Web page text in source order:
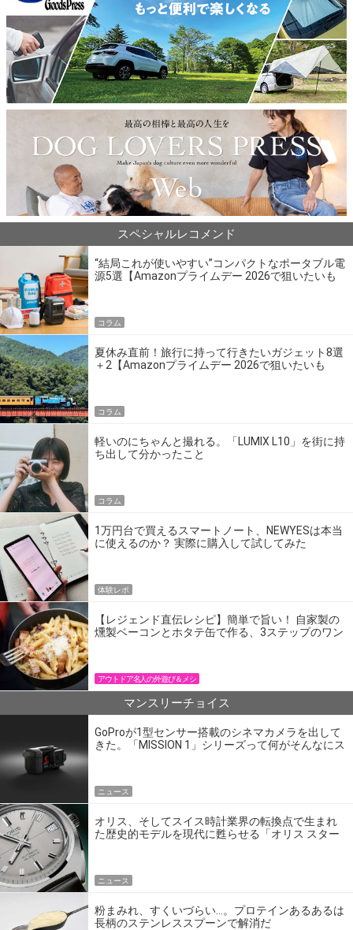
スペシャルレコメンド
“結局これが使いやすい”コンパクトなポータブル電
源5選【Amazonプライムデー 2026で狙いたいも
コラム
夏休み直前！旅行に持って行きたいガジェット8選
＋2【Amazonプライムデー 2026で狙いたいも
コラム
軽いのにちゃんと撮れる。「LUMIX L10」を街に持
ち出して分かったこと
コラム
1万円台で買えるスマートノート、NEWYESは本当
に使えるのか？ 実際に購入して試してみた
体験レポ
【レジェンド直伝レシピ】簡単で旨い！ 自家製の
燻製ベーコンとホタテ缶で作る、3ステップのワン
アウトドア名人の外遊び＆メシ
マンスリーチョイス
GoProが1型センサー搭載のシネマカメラを出して
きた。「MISSION 1」シリーズって何がそんなにス
ニュース
オリス、そしてスイス時計業界の転換点で生まれ
た歴史的モデルを現代に甦らせる「オリス スター
ニュース
粉まみれ、すくいづらい…。プロテインあるあるは
長柄のステンレススプーンで解消だ